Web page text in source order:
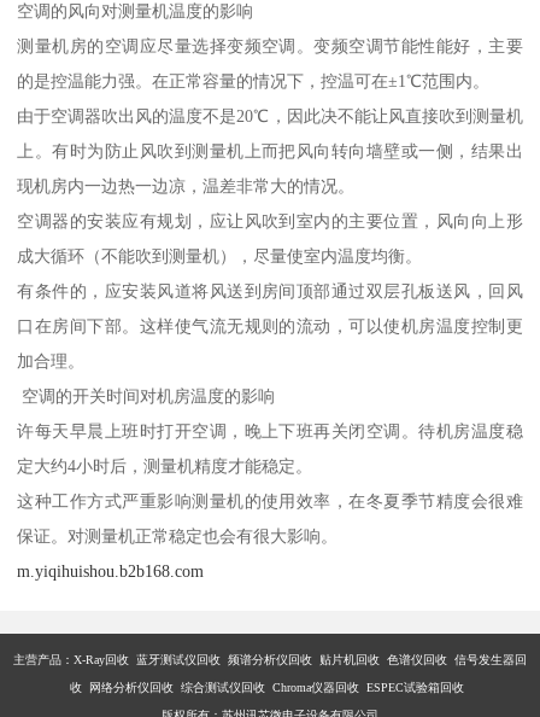
空调的风向对测量机温度的影响
测量机房的空调应尽量选择变频空调。变频空调节能性能好，主要
的是控温能力强。在正常容量的情况下，控温可在±1℃范围内。
由于空调器吹出风的温度不是20℃，因此决不能让风直接吹到测量机
上。有时为防止风吹到测量机上而把风向转向墙壁或一侧，结果出
现机房内一边热一边凉，温差非常大的情况。
空调器的安装应有规划，应让风吹到室内的主要位置，风向向上形
成大循环（不能吹到测量机），尽量使室内温度均衡。
有条件的，应安装风道将风送到房间顶部通过双层孔板送风，回风
口在房间下部。这样使气流无规则的流动，可以使机房温度控制更
加合理。
空调的开关时间对机房温度的影响
许每天早晨上班时打开空调，晚上下班再关闭空调。待机房温度稳
定大约4小时后，测量机精度才能稳定。
这种工作方式严重影响测量机的使用效率，在冬夏季节精度会很难
保证。对测量机正常稳定也会有很大影响。
m.yiqihuishou.b2b168.com
主营产品：X-Ray回收 蓝牙测试仪回收 频谱分析仪回收 贴片机回收 色谱仪回收 信号发生器回
收 网络分析仪回收 综合测试仪回收 Chroma仪器回收 ESPEC试验箱回收